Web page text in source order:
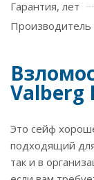
Гарантия, лет
Производитель
Valberg
Это сейф
подходящий
так и в